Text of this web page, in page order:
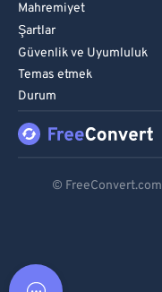
Mahremiyet
Şartlar
Güvenlik ve Uyumluluk
Temas etmek
Durum
© FreeConvert.com